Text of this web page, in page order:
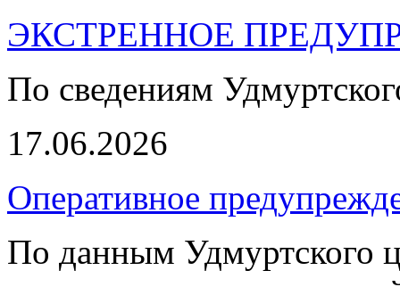
ЭКСТРЕННОЕ
По сведениям
17.06.2026
Оперативное
По данным Удмуртского